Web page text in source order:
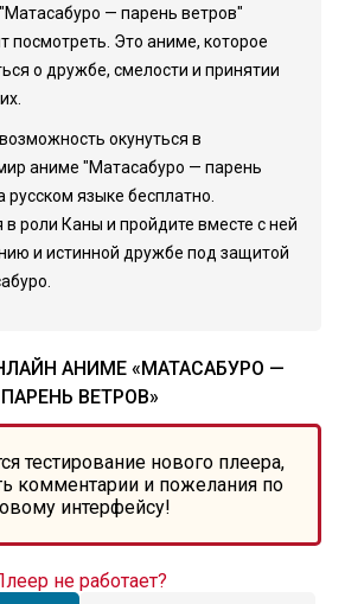
— парень ветров"
посмотреть. Это аниме, которое
о дружбе, смелости и принятии
окунуться в
аниме "Матасабуро — парень
русском языке бесплатно.
в роли Каны и пройдите вместе с ней
и истинной дружбе под защитой
АНИМЕ «МАТАСАБУРО —
ПАРЕНЬ ВЕТРОВ»
тестирование нового плеера,
комментарии и пожелания по
интерфейсу!
не работает?